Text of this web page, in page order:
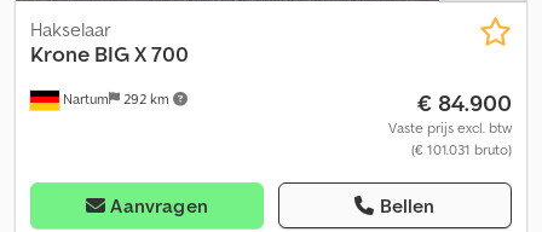
Nartum 292 km
Hakselaar
Krone BIG X 700
€ 84.900
Vaste prijs excl. btw
(€ 101.031 bruto)
Aanvragen Bellen